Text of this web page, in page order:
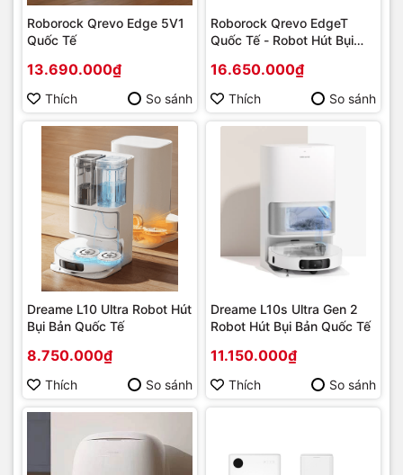
Roborock Qrevo Edge 5V1
Quốc Tế
13.690.000₫
Thích So sánh
Roborock Qrevo EdgeT
Quốc Tế - Robot Hút Bụi
16.650.000₫
Thích So sánh
Dreame L10 Ultra Robot Hút
Bụi Bản Quốc Tế
8.750.000₫
Thích So sánh
Dreame L10s Ultra Gen 2
Robot Hút Bụi Bản Quốc Tế
11.150.000₫
Thích So sánh